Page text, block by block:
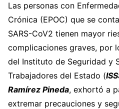
Las personas con
Crónica (EPOC) que se
SARS-CoV2 tienen mayor
complicaciones graves, por
del Instituto de Seguridad y
Trabajadores del Estado (
Ramírez Pineda, exhortó a
extremar precauciones y